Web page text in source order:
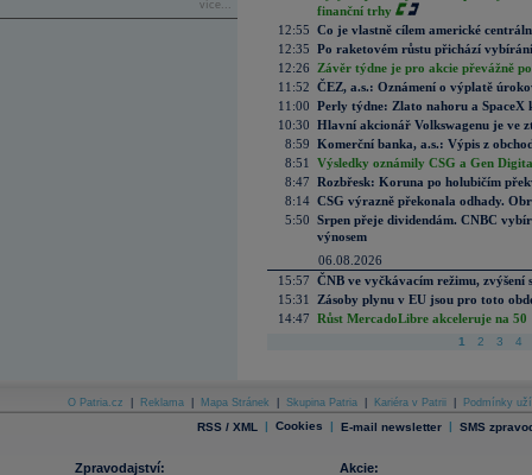
více...
finanční trhy
12:55 Co je vlastně cílem americké
12:35 Po raketovém růstu přichází
12:26
Závěr týdne je pro akcie převážně
11:52 ČEZ, a.s.: Oznámení o výplatě
11:00 Perly týdne: Zlato nahoru a SpaceX
10:30 Hlavní akcionář Volkswagenu je ve
8:59 Komerční banka, a.s.: Výpis z
8:51
Výsledky oznámily CSG a Gen
8:47 Rozbřesk: Koruna po holubičím
8:14 CSG výrazně překonala odhady.
5:50 Srpen přeje dividendám. CNBC
výnosem
06.08.2026
15:57 ČNB ve vyčkávacím režimu, zvýšení
15:31
Zásoby plynu v EU jsou pro toto
14:47 Růst MercadoLibre akceleruje na
1 2 3 4
O Patria.cz Reklama Mapa Stránek Skupina Patria Kariéra v Patrii Podmínky
RSS / XML | Cookies | E-mail newsletter | SMS
Zpravodajství:
Akcie: